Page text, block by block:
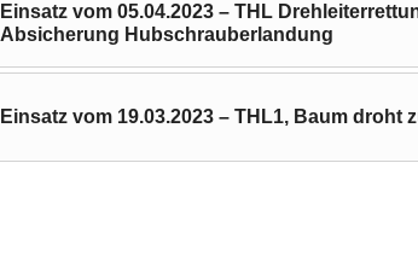
Einsatz vom 05.04.2023 – THL
Absicherung Hubschrauberlandung
Einsatz vom 19.03.2023 – THL1, Baum droht